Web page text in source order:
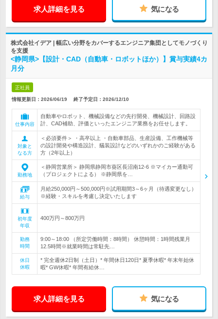
求人詳細を見る 気になる
株式会社イデア | 幅広い分野をカバーするエンジニア集団としてモノづくり
を支援
<静岡県>【設計・CAD（自動車・ロボットほか）】賞与実績4カ
月分
正社員
情報更新日：2026/06/19 終了予定日： 2026/12/10
仕事内容
自動車やロボット、機械設備などの先行開発、機械設計、回路設
計、CAD補助、評価といったエンジニア業務をお任せします。
対象と
なる方
＜必須要件＞ ・高卒以上 ・自動車部品、生産設備、工作機械等
の設計開発や構造設計、艤装設計などのいずれかのご経験がある
方（2年以上）
勤務地
＜静岡営業所＞ 静岡県静岡市葵区長沼南12-6 ※マイカー通勤可
（プロジェクトによる） ※静岡県を…
給与
月給250,000円～500,000円※試用期間3～6ヶ月（待遇変更なし）
※経験・スキルを考慮し決定いたします
初年度
年収
400万円～800万円
勤務
時間
9:00～18:00 （所定労働時間：8時間） 休憩時間：1時間残業月
12.5時間※就業時間は常駐先…
休日
休暇
* 完全週休2日制（土日）* 年間休日120日* 夏季休暇* 年末年始休
暇* GW休暇* 年間有給休…
求人詳細を見る 気になる